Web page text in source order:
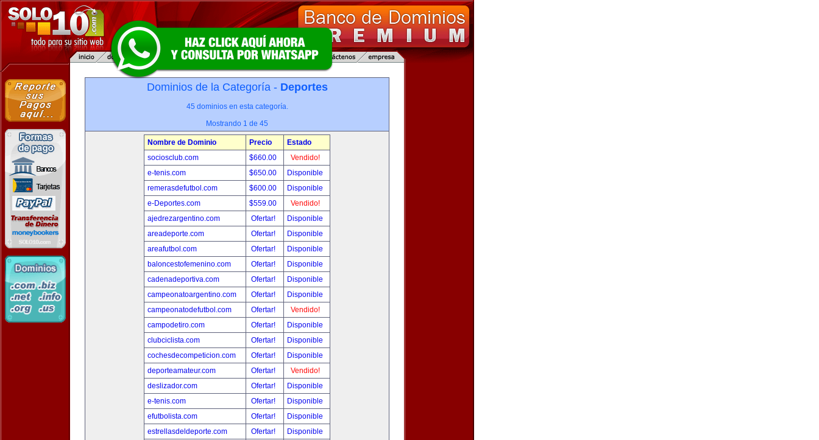
Dominios de la Categoría - Deportes
45 dominios en esta categoría.
Mostrando 1 de 45
Nombre de Dominio Precio
Estado
sociosclub.com
$660.00
Vendido!
e-tenis.com
$650.00
Disponible
remerasdefutbol.com
$600.00
Disponible
e-Deportes.com
$559.00
Vendido!
ajedrezargentino.com
Ofertar!
Disponible
areadeporte.com
Ofertar!
Disponible
areafutbol.com
Ofertar!
Disponible
baloncestofemenino.com
Ofertar!
Disponible
cadenadeportiva.com
Ofertar!
Disponible
campeonatoargentino.com
Ofertar!
Disponible
campeonatodefutbol.com
Ofertar!
Vendido!
campodetiro.com
Ofertar!
Disponible
clubciclista.com
Ofertar!
Disponible
cochesdecompeticion.com
Ofertar!
Disponible
deporteamateur.com
Ofertar!
Vendido!
deslizador.com
Ofertar!
Disponible
e-tenis.com
Ofertar!
Disponible
efutbolista.com
Ofertar!
Disponible
estrellasdeldeporte.com
Ofertar!
Disponible